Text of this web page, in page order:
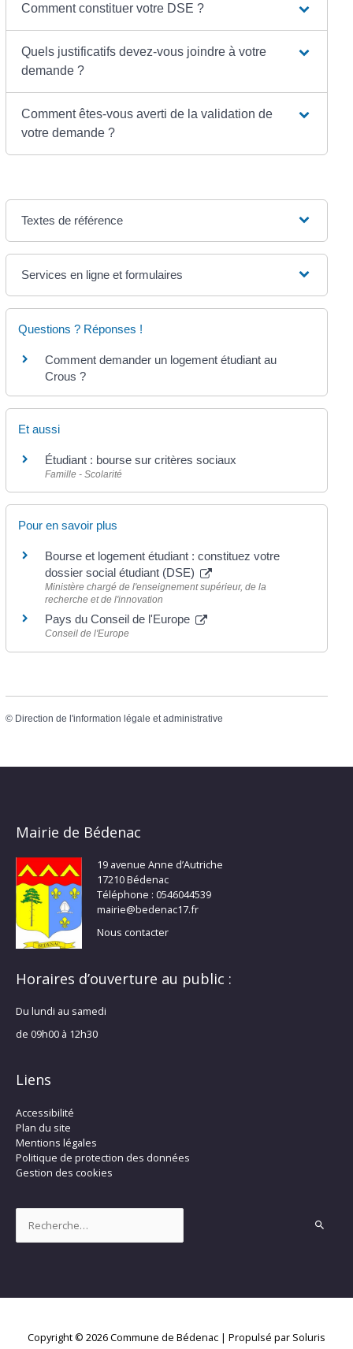
Comment constituer votre DSE ?
Quels justificatifs devez-vous joindre à votre
demande ?
Comment êtes-vous averti de la validation de
votre demande ?
Textes de référence
Services en ligne et formulaires
Questions ? Réponses !
Comment demander un logement étudiant au
Crous ?
Et aussi
Étudiant : bourse sur critères sociaux
Famille - Scolarité
Pour en savoir plus
Bourse et logement étudiant : constituez votre
dossier social étudiant (DSE)
Ministère chargé de l'enseignement supérieur, de la
recherche et de l'innovation
Pays du Conseil de l'Europe
Conseil de l'Europe
© Direction de l'information légale et administrative
Mairie de Bédenac
19 avenue Anne d’Autriche
17210 Bédenac
Téléphone : 0546044539
mairie@bedenac17.fr
Nous contacter
Horaires d’ouverture au public :
Du lundi au samedi
de 09h00 à 12h30
Liens
Accessibilité
Plan du site
Mentions légales
Politique de protection des données
Gestion des cookies
Copyright © 2026Commune de Bédenac | Propulsé par Soluris